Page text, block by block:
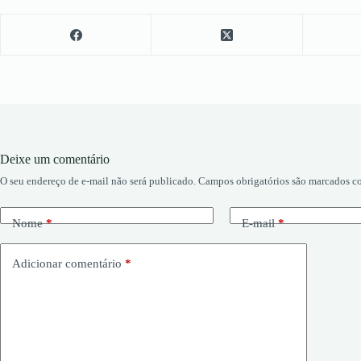
Deixe um comentário
O seu endereço de e-mail não será publicado. Campos obrigatórios são marcados
Nome* E-mail*
Adicionar comentário *